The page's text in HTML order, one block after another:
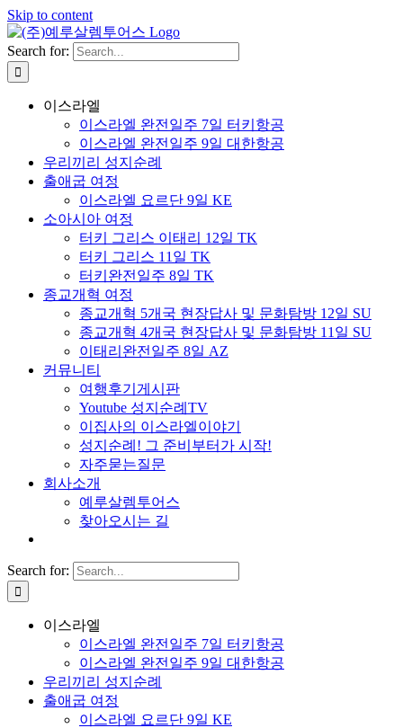
Skip to content
Search for:
이스라엘
이스라엘 완전일주 7일 터키항공
이스라엘 완전일주 9일 대한항공
우리끼리 성지순례
출애굽 여정
이스라엘 요르단 9일 KE
소아시아 여정
터키 그리스 이태리 12일 TK
터키 그리스 11일 TK
터키완전일주 8일 TK
종교개혁 여정
종교개혁 5개국 현장답사 및 문화탐방 12일 SU
종교개혁 4개국 현장답사 및 문화탐방 11일 SU
이태리완전일주 8일 AZ
커뮤니티
여행후기게시판
Youtube 성지순례TV
이집사의 이스라엘이야기
성지순례! 그 준비부터가 시작!
자주묻는질문
회사소개
예루살렘투어스
찾아오시는 길
Search for:
이스라엘
이스라엘 완전일주 7일 터키항공
이스라엘 완전일주 9일 대한항공
우리끼리 성지순례
출애굽 여정
이스라엘 요르단 9일 KE